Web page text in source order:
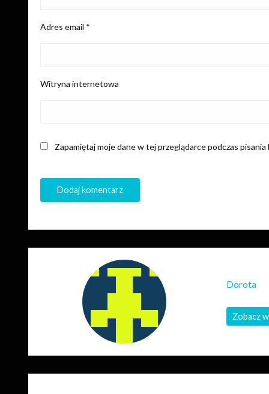
Adres email *
Witryna internetowa
Zapamiętaj moje dane w tej przeglądarce podczas
Dorota
Zobacz